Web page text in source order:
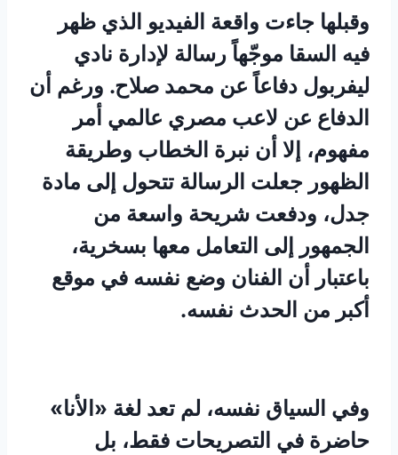
وقبلها جاءت واقعة الفيديو الذي ظهر
فيه السقا موجّهاً رسالة لإدارة نادي
ليفربول دفاعاً عن محمد صلاح. ورغم أن
الدفاع عن لاعب مصري عالمي أمر
مفهوم، إلا أن نبرة الخطاب وطريقة
الظهور جعلت الرسالة تتحول إلى مادة
جدل، ودفعت شريحة واسعة من
الجمهور إلى التعامل معها بسخرية،
باعتبار أن الفنان وضع نفسه في موقع
أكبر من الحدث نفسه.
وفي السياق نفسه، لم تعد لغة «الأنا»
حاضرة في التصريحات فقط، بل